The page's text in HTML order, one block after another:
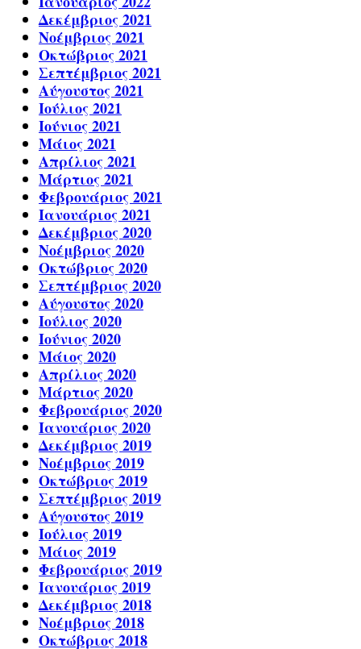
Δεκέμβριος 2021
Νοέμβριος 2021
Οκτώβριος 2021
Σεπτέμβριος 2021
Αύγουστος 2021
Ιούλιος 2021
Ιούνιος 2021
Μάιος 2021
Απρίλιος 2021
Μάρτιος 2021
Φεβρουάριος 2021
Ιανουάριος 2021
Δεκέμβριος 2020
Νοέμβριος 2020
Οκτώβριος 2020
Σεπτέμβριος 2020
Αύγουστος 2020
Ιούλιος 2020
Ιούνιος 2020
Μάιος 2020
Απρίλιος 2020
Μάρτιος 2020
Φεβρουάριος 2020
Ιανουάριος 2020
Δεκέμβριος 2019
Νοέμβριος 2019
Οκτώβριος 2019
Σεπτέμβριος 2019
Αύγουστος 2019
Ιούλιος 2019
Μάιος 2019
Φεβρουάριος 2019
Ιανουάριος 2019
Δεκέμβριος 2018
Νοέμβριος 2018
Οκτώβριος 2018